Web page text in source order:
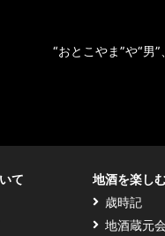
“おとこやま”や“男
て
地酒を楽し
歳時記
地酒蔵元